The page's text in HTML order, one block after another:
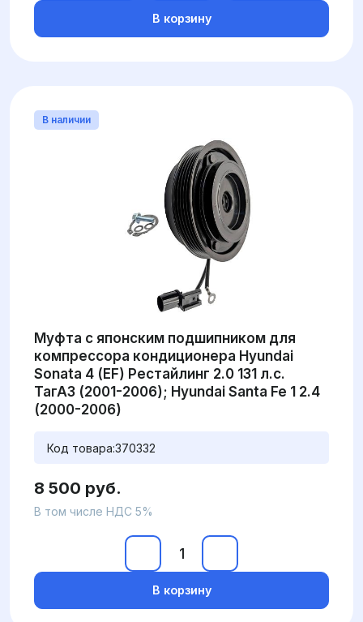
В корзину
В наличии
Муфта с японским подшипником для
компрессора кондиционера Hyundai
Sonata 4 (EF) Рестайлинг 2.0 131 л.с.
ТагАЗ (2001-2006); Hyundai Santa Fe 1 2.4
(2000-2006)
Код товара:370332
8 500 руб.
В том числе НДС 5%
В корзину